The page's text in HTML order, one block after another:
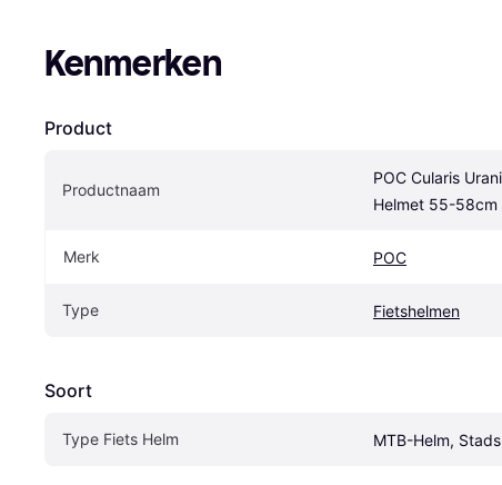
Kenmerken
Product
Productnaam
POC Cularis
Helmet 55-58cm
Merk POC
Type Fietshelmen
Soort
Type Fiets Helm MTB-Helm,